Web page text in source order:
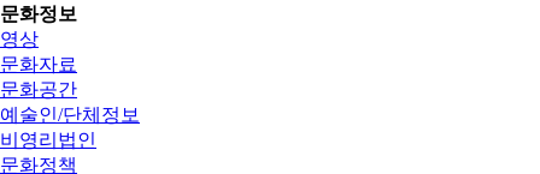
문화정보
영상
문화자료
문화공간
예술인/단체정보
비영리법인
문화정책